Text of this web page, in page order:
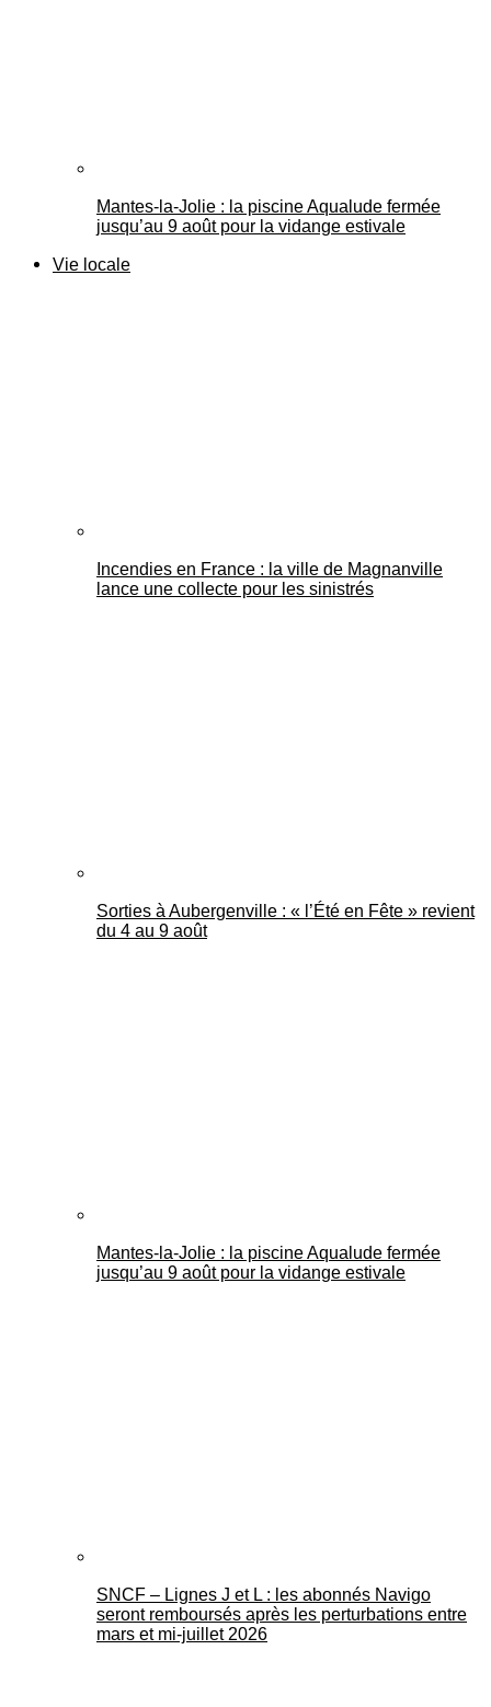
Mantes-la-Jolie : la piscine Aqualude fermée
jusqu’au 9 août pour la vidange estivale
Vie locale
Incendies en France : la ville de Magnanville
lance une collecte pour les sinistrés
Sorties à Aubergenville : « l’Été en Fête » revient
du 4 au 9 août
Mantes-la-Jolie : la piscine Aqualude fermée
jusqu’au 9 août pour la vidange estivale
SNCF – Lignes J et L : les abonnés Navigo
seront remboursés après les perturbations entre
mars et mi-juillet 2026